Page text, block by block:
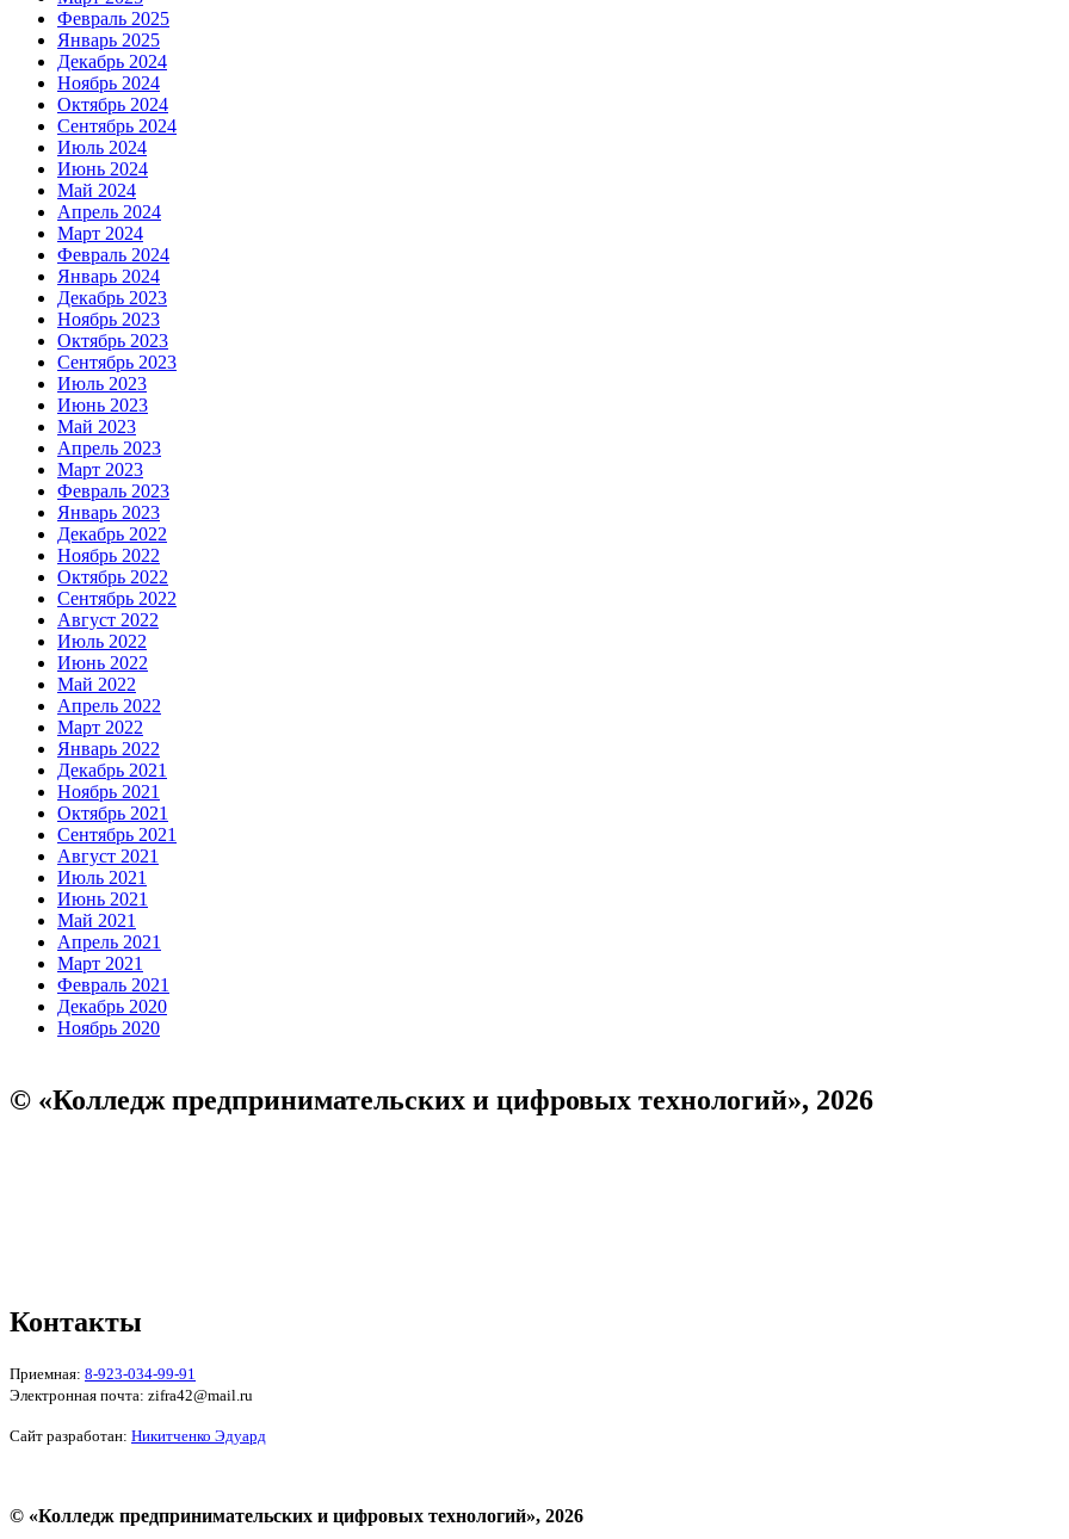
Февраль 2025
Январь 2025
Декабрь 2024
Ноябрь 2024
Октябрь 2024
Сентябрь 2024
Июль 2024
Июнь 2024
Май 2024
Апрель 2024
Март 2024
Февраль 2024
Январь 2024
Декабрь 2023
Ноябрь 2023
Октябрь 2023
Сентябрь 2023
Июль 2023
Июнь 2023
Май 2023
Апрель 2023
Март 2023
Февраль 2023
Январь 2023
Декабрь 2022
Ноябрь 2022
Октябрь 2022
Сентябрь 2022
Август 2022
Июль 2022
Июнь 2022
Май 2022
Апрель 2022
Март 2022
Январь 2022
Декабрь 2021
Ноябрь 2021
Октябрь 2021
Сентябрь 2021
Август 2021
Июль 2021
Июнь 2021
Май 2021
Апрель 2021
Март 2021
Февраль 2021
Декабрь 2020
Ноябрь 2020
© «Колледж предпринимательских и цифровых технологий», 2026
Контакты
Приемная: 8-923-034-99-91
Электронная почта: zifra42@mail.ru
Сайт разработан: Никитченко Эдуард
© «Колледж предпринимательских и цифровых технологий», 2026